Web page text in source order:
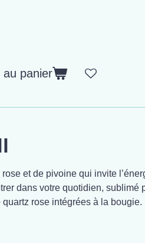
au panier
et de pivoine qui invite
dans votre quotidien, sublimé
rose intégrées à la bougie.